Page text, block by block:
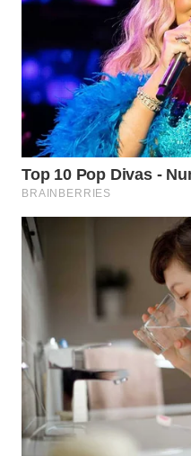
Group
WAHANA
NEWS
WAHANA
TANI
WAHANA
ADVOKAT
WAHANA
WAHANA
KONSUMEN
WAHANA
LISTRIK